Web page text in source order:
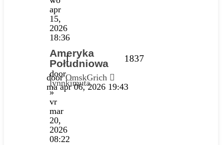
apr
15,
2026
18:36
Ameryka
Południowa
door
lynnkimuta
»
vr
mar
20,
2026
08:22
1 1837
doorOmskGrich
ma apr 06, 2026 19:43